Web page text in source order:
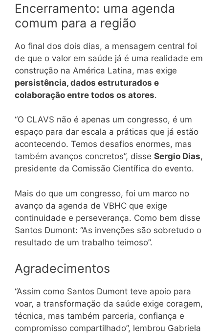
Encerramento: uma agenda
comum para a região
Ao final dos dois dias, a mensagem central foi
de que o valor em saúde já é uma realidade em
construção na América Latina, mas exige
persistência, dados estruturados e
colaboração entre todos os atores.
“O CLAVS não é apenas um congresso, é um
espaço para dar escala a práticas que já estão
acontecendo. Temos desafios enormes, mas
também avanços concretos”, disse Sergio Dias,
presidente da Comissão Científica do evento.
Mais do que um congresso, foi um marco no
avanço da agenda de VBHC que exige
continuidade e perseverança. Como bem disse
Santos Dumont: “As invenções são sobretudo o
resultado de um trabalho teimoso”.
Agradecimentos
“Assim como Santos Dumont teve apoio para
voar, a transformação da saúde exige coragem,
técnica, mas também parceria, confiança e
compromisso compartilhado”, lembrou Gabriela